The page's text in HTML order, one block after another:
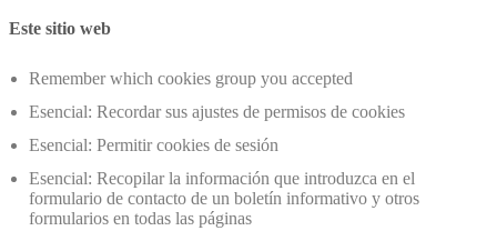
Este sitio web
Remember which cookies group you accepted
Esencial: Recordar sus ajustes de permisos de cookies
Esencial: Permitir cookies de sesión
Esencial: Recopilar la información que introduzca en el
formulario de contacto de un boletín informativo y otros
formularios en todas las páginas